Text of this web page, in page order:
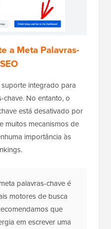
a Meta Palavras-
integrado para
chave. No entanto, o
está desativado por
muitos mecanismos de
importância às
palavras-chave é
motores de busca
que
em escrever uma